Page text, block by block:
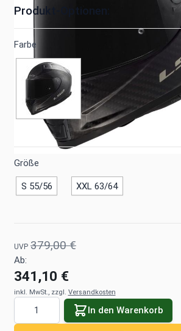
Produkt-Optionen:
Farbe
Größe
S 55/56 XXL 63/64
UVP 379,00 €
Ab:
341,10 €
inkl. MwSt., zzgl. Versandkosten
In den Warenkorb